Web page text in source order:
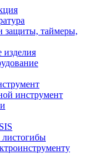
защиты, таймеры,
изделия
инструмент